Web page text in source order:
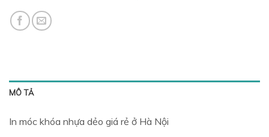
MÔ TẢ
In móc khóa nhựa dẻo giá rẻ ở Hà Nội